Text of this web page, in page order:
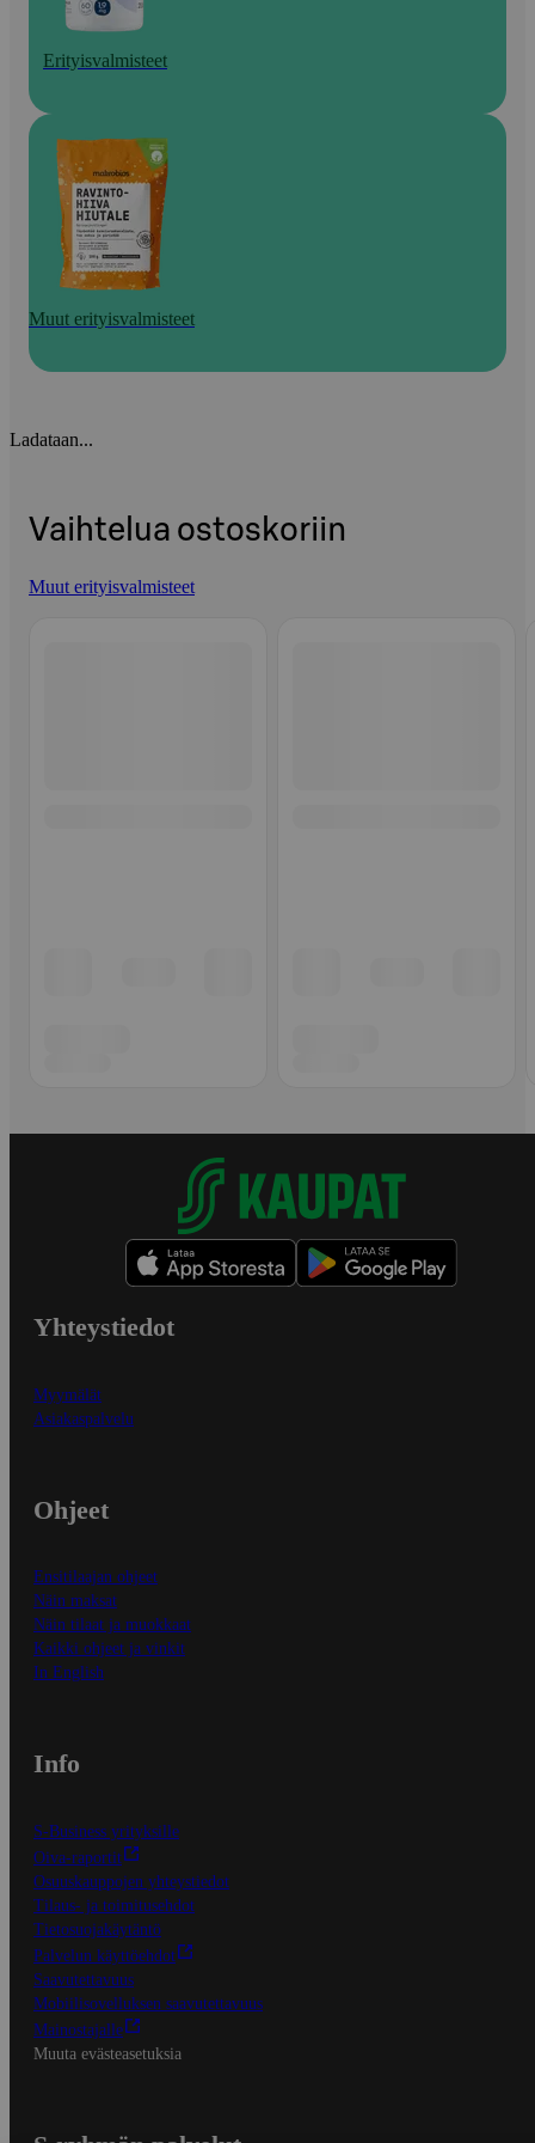
Erityisvalmisteet
Muut erityisvalmisteet
Ladataan...
Vaihtelua ostoskoriin
Muut erityisvalmisteet
Yhteystiedot
Myymälät
Asiakaspalvelu
Ohjeet
Ensitilaajan ohjeet
Näin maksat
Näin tilaat ja muokkaat
Kaikki ohjeet ja vinkit
In English
Info
S-Business yrityksille
Oiva-raportit
Osuuskauppojen yhteystiedot
Tilaus- ja toimitusehdot
Tietosuojakäytäntö
Palvelun käyttöehdot
Saavutettavuus
Mobiilisovelluksen saavutettavuus
Mainostajalle
Muuta evästeasetuksia